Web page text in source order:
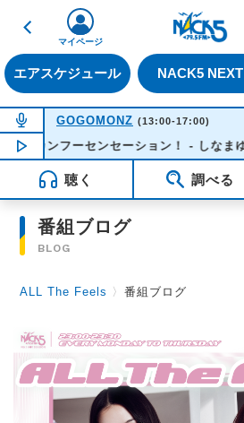
戻る
エアスケジュール NACK5 NEXT
マイページ
NOW ON AIR
GOGOMONZ (13:00-17:00)
NOW PLAYING13:37
ーカンフーセンセーション！ - しなまゆ
聴く 調べる
番組ブログ
BLOG
ALL The Feels 〉番組ブログ